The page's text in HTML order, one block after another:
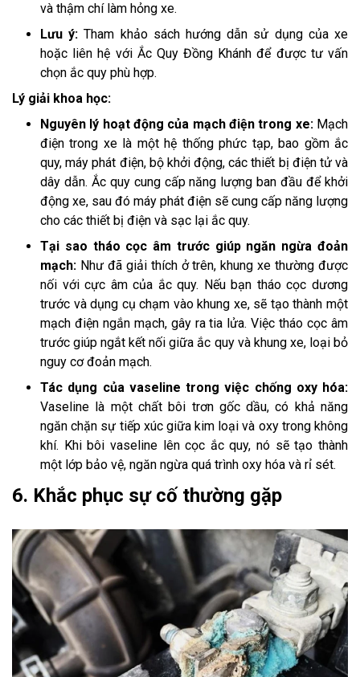
và thậm chí làm hỏng xe.
Lưu ý:Tham khảo sách hướng dẫn sử dụng của xe
hoặc liên hệ với Ắc Quy Đồng Khánh để được tư vấn
chọn ắc quy phù hợp.
Lý giải khoa học:
Nguyên lý hoạt động của mạch điện trong xe: Mạch
điện trong xe là một hệ thống phức tạp, bao gồm ắc
quy, máy phát điện, bộ khởi động, các thiết bị điện tử và
dây dẫn. Ắc quy cung cấp năng lượng ban đầu để khởi
động xe, sau đó máy phát điện sẽ cung cấp năng lượng
cho các thiết bị điện và sạc lại ắc quy.
Tại sao tháo cọc âm trước giúp ngăn ngừa đoản
mạch: Như đã giải thích ở trên, khung xe thường được
nối với cực âm của ắc quy. Nếu bạn tháo cọc dương
trước và dụng cụ chạm vào khung xe, sẽ tạo thành một
mạch điện ngắn mạch, gây ra tia lửa. Việc tháo cọc âm
trước giúp ngắt kết nối giữa ắc quy và khung xe, loại bỏ
nguy cơ đoản mạch.
Tác dụng của vaseline trong việc chống oxy hóa:
Vaseline là một chất bôi trơn gốc dầu, có khả năng
ngăn chặn sự tiếp xúc giữa kim loại và oxy trong không
khí. Khi bôi vaseline lên cọc ắc quy, nó sẽ tạo thành
một lớp bảo vệ, ngăn ngừa quá trình oxy hóa và rỉ sét.
6. Khắc phục sự cố thường gặp